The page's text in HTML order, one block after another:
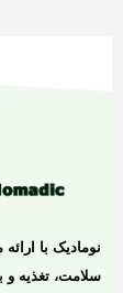
نومادیک با
سلامت، تغذیه